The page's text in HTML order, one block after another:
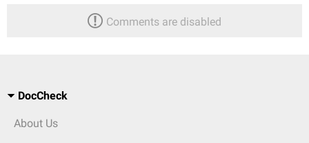
Comments are disabled
DocCheck
About Us